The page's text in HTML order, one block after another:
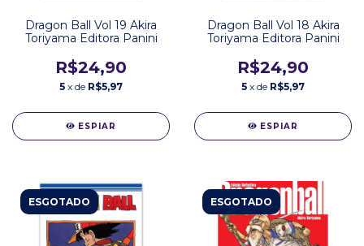
Dragon Ball Vol 19 Akira
Toriyama Editora Panini
R$24,90
5 x de R$5,97
ESPIAR
Dragon Ball Vol 18 Akira
Toriyama Editora Panini
R$24,90
5 x de R$5,97
ESPIAR
ESGOTADO ESGOTADO